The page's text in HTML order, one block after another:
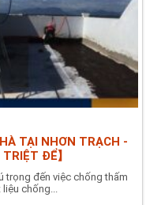
TẠI NHƠN TRẠCH -
ĐỂ】
trọng đến việc chống thấm
chống...